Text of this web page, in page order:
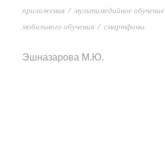
приложения / мультимедийное обучение
мобильного обучения / смартфоны.
Эшназарова М.Ю.